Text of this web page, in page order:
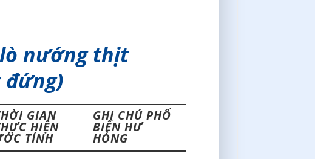
nướng thịt
đứng)
GIAN
HIỆN
TÍNH
GHI CHÚ PHỔ
BIẾN HƯ
HỎNG